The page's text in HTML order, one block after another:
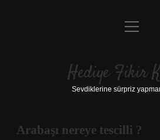
Anasayfa
Yasal Uyarı
menüyü
Hediye Fikir
Sevdiklerine sürpriz
Arabaşı nereye tescilli ?